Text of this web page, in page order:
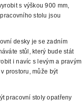
s výškou 900 mm,
stolu jsou
desky je se zadním
stůl, který bude stát
i navíc s levým a pravým
prostoru, může být
pracovní stoly opatřeny